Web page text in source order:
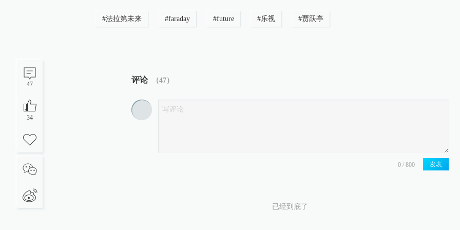
47
34
#法拉第未来 #faraday #future #乐视 #贾跃亭
评论 （47）
发表
已经到底了